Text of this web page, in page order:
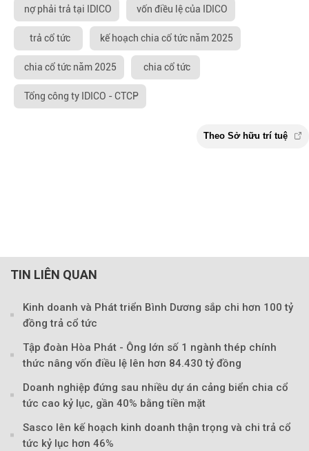
nợ phải trả tại IDICO vốn điều lệ của IDICO
trả cổ tức kế hoạch chia cổ tức năm 2025
chia cổ tức năm 2025 chia cổ tức
Tổng công ty IDICO - CTCP
TIN LIÊN QUAN
Kinh doanh và Phát triển Bình Dương sắp chi hơn 100 tỷ
đồng trả cổ tức
Tập đoàn Hòa Phát - Ông lớn số 1 ngành thép chính
thức nâng vốn điều lệ lên hơn 84.430 tỷ đồng
Doanh nghiệp đứng sau nhiều dự án cảng biển chia cổ
tức cao kỷ lục, gần 40% bằng tiền mặt
Sasco lên kế hoạch kinh doanh thận trọng và chi trả cổ
tức kỷ lục hơn 46%